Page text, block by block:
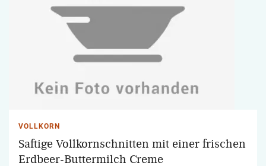
VOLLKORN
Saftige Vollkornschnitten mit einer frischen
Erdbeer-Buttermilch Creme